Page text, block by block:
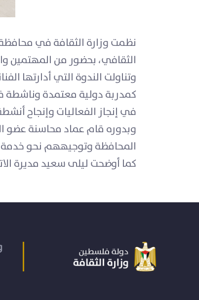
نظمت وزارة الثقافة في
الثقافي، بحضور من المهتمين
وتناولت الندوة التي أدارتها
كمدربة دولية معتمدة وناشطة
في إنجاز الفعاليات وإنجاح
وبدوره قام عماد محاسنة عضو
المحافظة وتوجيههم نحو خدمة
كما أوضحت ليلى سعيد مديرة